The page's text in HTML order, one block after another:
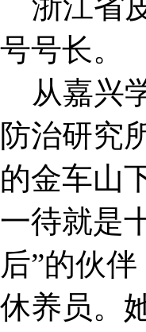
号号长。
从嘉兴
防治研究
的金车山
一待就是
后”的伙
休养员。